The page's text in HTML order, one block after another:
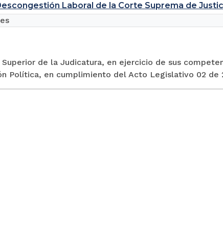
Laboral de la Corte Suprema de
Superior de la Judicatura, en ejercicio de sus
Política, en cumplimiento del Acto Legislativo 02 de